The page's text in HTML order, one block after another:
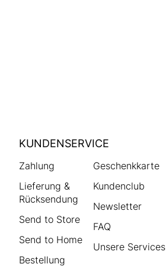
HUMANIC
Footer
KUNDENSERVICE
Zahlung
Lieferung &
Rücksendung
Send to Store
Send to Home
Bestellung
Geschenkkarte
Kundenclub
Newsletter
FAQ
Unsere Services